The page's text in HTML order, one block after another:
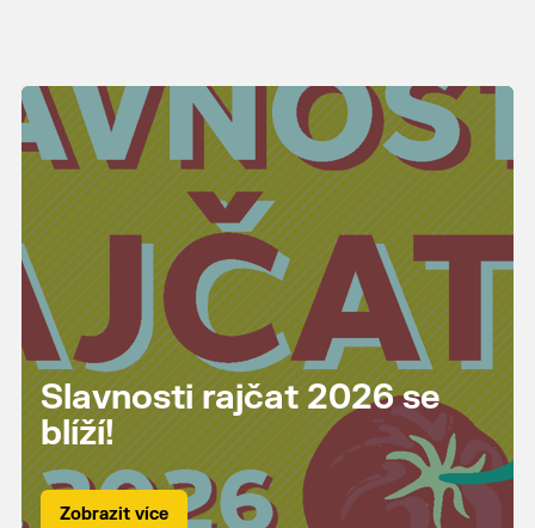
Slavnosti rajčat 2026 se
blíží!
Zobrazit více